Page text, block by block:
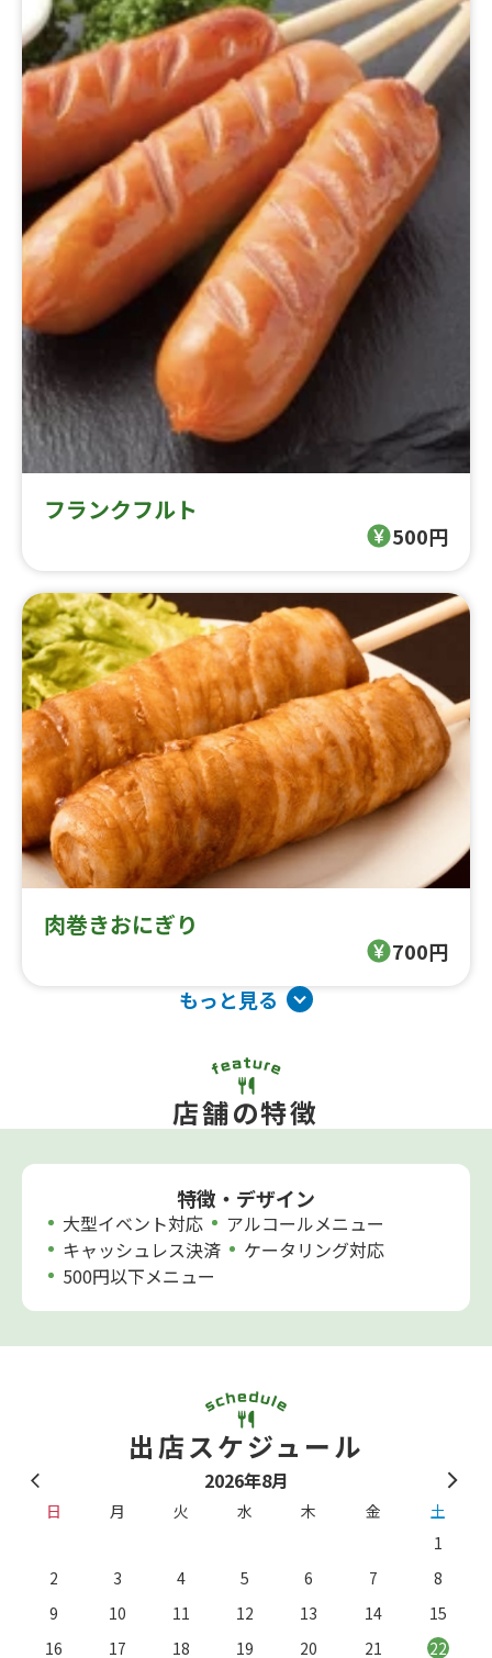
フランクフルト
500円
肉巻きおにぎり
700円
もっと見る
店舗の特徴
特徴・デザイン
大型イベント対応
アルコールメニュー
キャッシュレス決済
ケータリング対応
500円以下メニュー
出店スケジュール
2026年8月
日 月 火 水 木 金
土
1
2
3 4 5 6 7
8
9
10 11 12 13 14
15
16
17 18 19 20 21
22